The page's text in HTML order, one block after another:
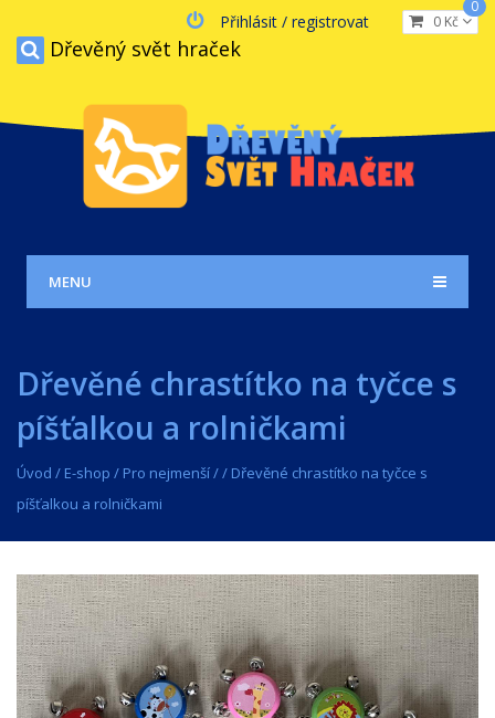
0 Kč
0
Přihlásit / registrovat
Dřevěný svět hraček
MENU
Dřevěné chrastítko na tyčce s
píšťalkou a rolničkami
Úvod / E-shop / Pro nejmenší// Dřevěné chrastítko na tyčce s
píšťalkou a rolničkami